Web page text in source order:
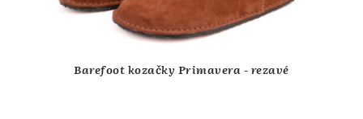
Barefoot kozačky Primavera - rezavé